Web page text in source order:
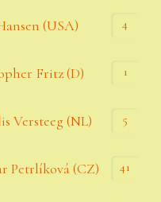
(USA) 4
Fritz (D) 1
Versteeg (NL) 5
Petrlíková (CZ) 41